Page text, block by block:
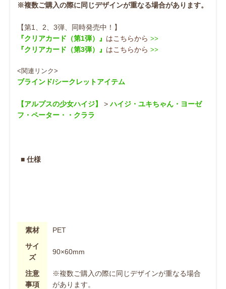
※複数ご購入の際に同じデザインが重なる場合があります。
【第1、2、3弾、同時発売中！】
『クリアカード（第1弾）』 はこちらから >>
『クリアカード（第3弾）』 はこちらから >>
<関連リンク>
ブラインド/シークレットアイテム
【アルプスの少女ハイジ】 >ハイジ ・ユキちゃん ・ ヨーゼ
フ ・ペーター ・ ・ クララ
■ 仕様
素材
PET
サイ
ズ
90×60mm
注意
事項
※複数ご購入の際に同じデザインが重なる場合
があります。